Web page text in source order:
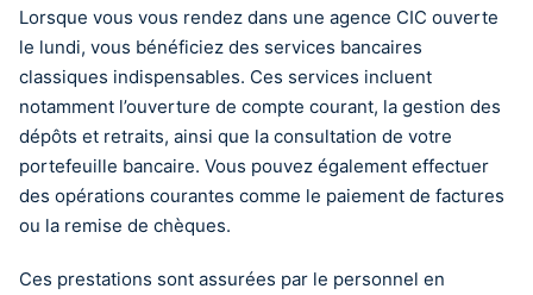
Lorsque vous vous rendez dans une agence CIC ouverte
le lundi, vous bénéficiez des services bancaires
classiques indispensables. Ces services incluent
notamment l’ouverture de compte courant, la gestion des
dépôts et retraits, ainsi que la consultation de votre
portefeuille bancaire. Vous pouvez également effectuer
des opérations courantes comme le paiement de factures
ou la remise de chèques.
Ces prestations sont assurées par le personnel en